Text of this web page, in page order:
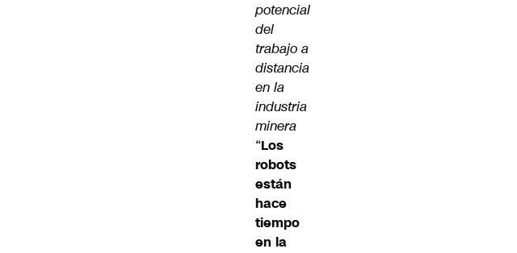
potencial
del
trabajo a
distancia
en la
industria
minera
“Los
robots
están
hace
tiempo
en la